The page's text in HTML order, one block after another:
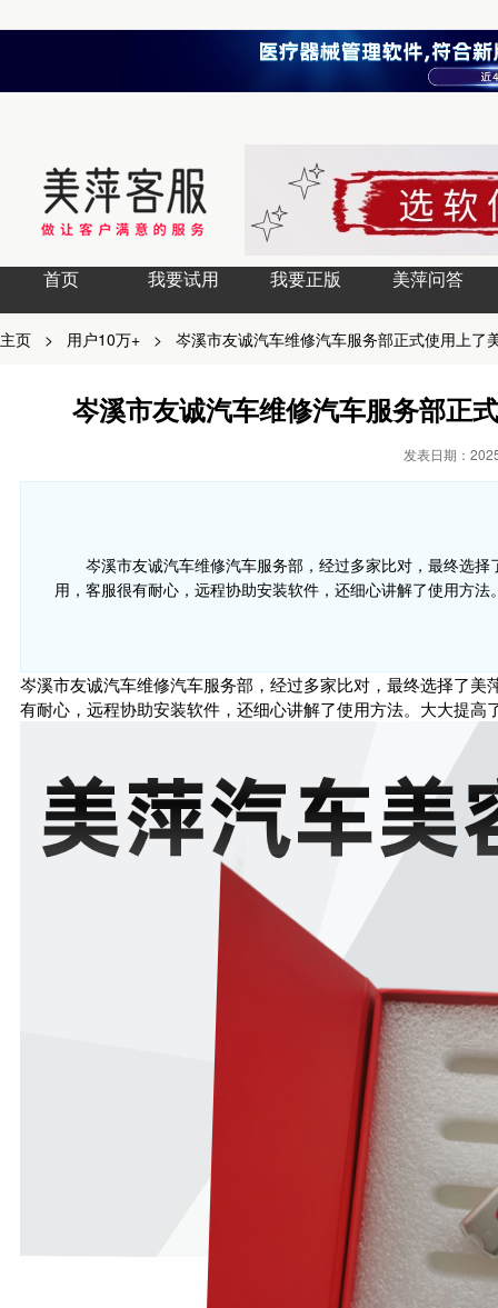
首页 我要试用 我要正版 美萍问答
主页 > 用户10万+ > 岑溪市友诚汽车维修汽车服务部正式使用上了
岑溪市友诚汽车维修汽车服务部正
发表日期：
岑溪市友诚汽车维修汽车服务部，经过多家比对，最终选
用，客服很有耐心，远程协助安装软件，还细心讲解了使用方
岑溪市友诚汽车维修汽车服务部，经过多家比对，最终选择了
有耐心，远程协助安装软件，还细心讲解了使用方法。大大提高